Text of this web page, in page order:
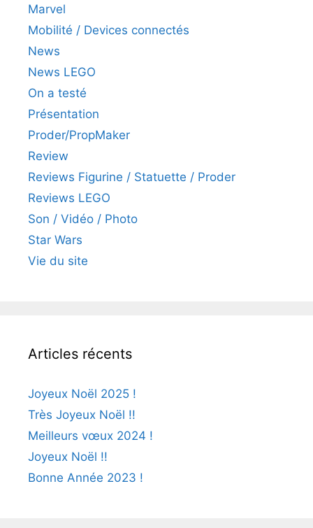
Marvel
Mobilité / Devices connectés
News
News LEGO
On a testé
Présentation
Proder/PropMaker
Review
Reviews Figurine / Statuette / Proder
Reviews LEGO
Son / Vidéo / Photo
Star Wars
Vie du site
Articles récents
Joyeux Noël 2025 !
Très Joyeux Noël !!
Meilleurs vœux 2024 !
Joyeux Noël !!
Bonne Année 2023 !